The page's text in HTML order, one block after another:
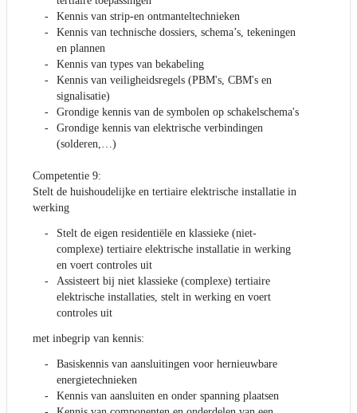
Kennis van strip-en ontmanteltechnieken
Kennis van technische dossiers, schema’s, tekeningen
en plannen
Kennis van types van bekabeling
Kennis van veiligheidsregels (PBM's, CBM's en
signalisatie)
Grondige kennis van de symbolen op schakelschema's
Grondige kennis van elektrische verbindingen
(solderen,…)
Competentie 9:
Stelt de huishoudelijke en tertiaire elektrische installatie in
werking
Stelt de eigen residentiële en klassieke (niet-
complexe) tertiaire elektrische installatie in werking
en voert controles uit
Assisteert bij niet klassieke (complexe) tertiaire
elektrische installaties, stelt in werking en voert
controles uit
met inbegrip van kennis:
Basiskennis van aansluitingen voor hernieuwbare
energietechnieken
Kennis van aansluiten en onder spanning plaatsen